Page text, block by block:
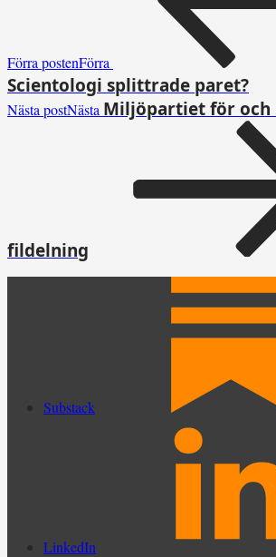
Förra postenFörra
Scientologi splittrade paret?
Nästa postNästa Miljöpartiet för och
fildelning
Substack
LinkedIn